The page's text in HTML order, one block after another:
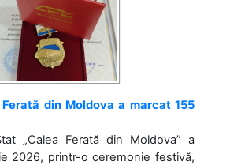
Ferată din Moldova a marcat 155
„Calea Ferată din Moldova” a
2026, printr-o ceremonie festivă,